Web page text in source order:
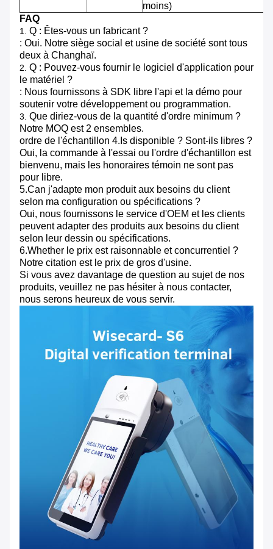
moins)
FAQ
1. Q : Êtes-vous un fabricant ?
: Oui. Notre siège social et usine de société sont tous
deux à Changhaï.
2. Q : Pouvez-vous fournir le logiciel d'application pour
le matériel ?
: Nous fournissons à SDK libre l'api et la démo pour
soutenir votre développement ou programmation.
3. Que diriez-vous de la quantité d'ordre minimum ?
Notre MOQ est 2 ensembles.
ordre de l'échantillon 4.Is disponible ? Sont-ils libres ?
Oui, la commande à l'essai ou l'ordre d'échantillon est
bienvenu, mais les honoraires témoin ne sont pas
pour libre.
5.Can j'adapte mon produit aux besoins du client
selon ma configuration ou spécifications ?
Oui, nous fournissons le service d'OEM et les clients
peuvent adapter des produits aux besoins du client
selon leur dessin ou spécifications.
6.Whether le prix est raisonnable et concurrentiel ?
Notre citation est le prix de gros d'usine.
Si vous avez davantage de question au sujet de nos
produits, veuillez ne pas hésiter à nous contacter,
nous serons heureux de vous servir.